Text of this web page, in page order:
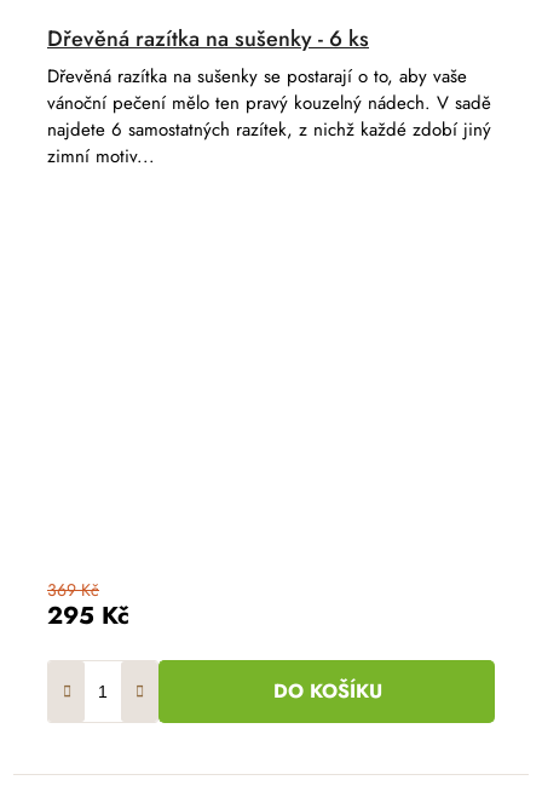
Dřevěná razítka na sušenky - 6 ks
295 Kč
369 Kč
DO KOŠÍKU
Dřevěná razítka na sušenky se postarají o to, aby vaše
vánoční pečení mělo ten pravý kouzelný nádech. V sadě
najdete 6 samostatných razítek, z nichž každé zdobí jiný
zimní motiv...